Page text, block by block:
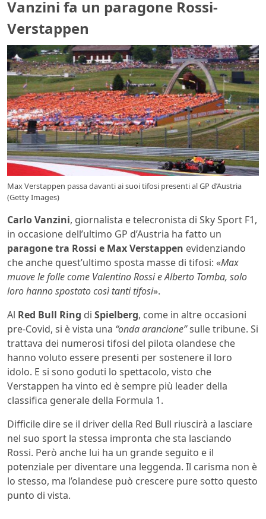
Vanzini fa un paragone Rossi-
Verstappen
Max Verstappen passa davanti ai suoi tifosi presenti al GP d’Austria
(Getty Images)
Carlo Vanzini, giornalista e telecronista di Sky Sport F1,
in occasione dell’ultimo GP d’Austria ha fatto un
paragone tra Rossi e Max Verstappen evidenziando
che anche quest’ultimo sposta masse di tifosi: «Max
muove le folle come Valentino Rossi e Alberto Tomba, solo
loro hanno spostato così tanti tifosi».
Al Red Bull Ring di Spielberg, come in altre occasioni
pre-Covid, si è vista una “onda arancione”sulle tribune. Si
trattava dei numerosi tifosi del pilota olandese che
hanno voluto essere presenti per sostenere il loro
idolo. E si sono goduti lo spettacolo, visto che
Verstappen ha vinto ed è sempre più leader della
classifica generale della Formula 1.
Difficile dire se il driver della Red Bull riuscirà a lasciare
nel suo sport la stessa impronta che sta lasciando
Rossi. Però anche lui ha un grande seguito e il
potenziale per diventare una leggenda. Il carisma non è
lo stesso, ma l’olandese può crescere pure sotto questo
punto di vista.